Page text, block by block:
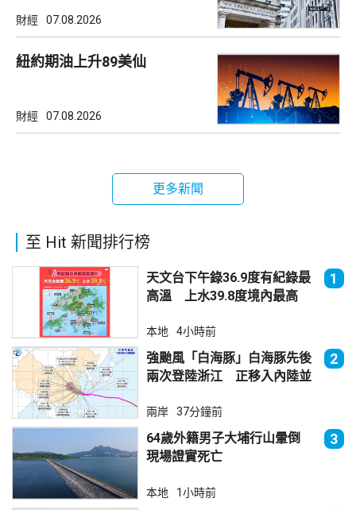
財經 07.08.2026
紐約期油上升89美仙
財經 07.08.2026
更多新聞
至 Hit 新聞排行榜
天文台下午錄36.9度有紀錄最
高溫 上水39.8度境內最高
1
本地 4小時前
強颱風「白海豚」白海豚先後
兩次登陸浙江 正移入內陸並
2
兩岸 37分鐘前
64歲外籍男子大埔行山暈倒
現場證實死亡
3
本地 1小時前